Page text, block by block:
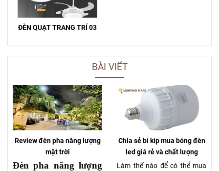
ĐÈN QUẠT TRANG TRÍ 03
BÀI VIẾT
Review đèn pha năng lượng
mặt trời
Đèn pha năng lượng
Chia sẻ bí kíp mua bóng đèn
led giá rẻ và chất lượng
Làm thế nào để có thể mua